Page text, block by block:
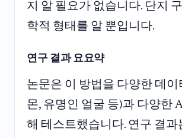
지 알 필요가 없습니다. 단지
학적 형태를 알 뿐입니다.
연구 결과 요요약
논문은 이 방법을 다양한 데이
몬, 유명인 얼굴 등)과 다양한
해 테스트했습니다. 연구 결과